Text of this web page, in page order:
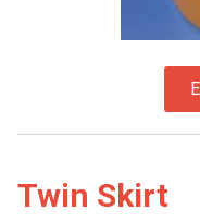
Twin Skirt